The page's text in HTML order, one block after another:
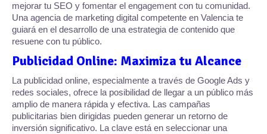
mejorar tu SEO y fomentar el engagement con tu comunidad.
Una agencia de marketing digital competente en Valencia te
guiará en el desarrollo de una estrategia de contenido que
resuene con tu público.
Publicidad Online: Maximiza tu Alcance
La publicidad online, especialmente a través de Google Ads y
redes sociales, ofrece la posibilidad de llegar a un público más
amplio de manera rápida y efectiva. Las campañas
publicitarias bien dirigidas pueden generar un retorno de
inversión significativo. La clave está en seleccionar una